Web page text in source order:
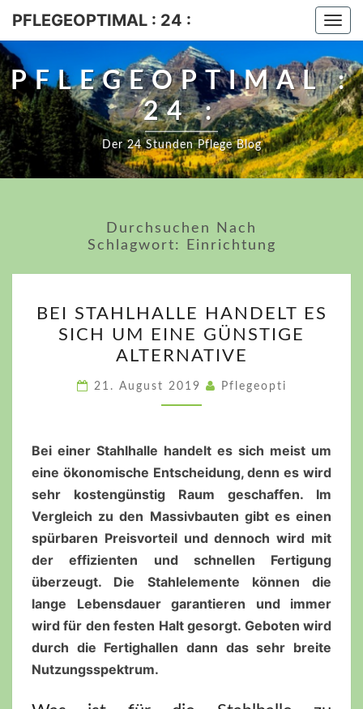
PFLEGEOPTIMAL : 24 :
PFLEGEOPTIMAL :
24 :
Der 24 Stunden Pflege Blog
Durchsuchen Nach
Schlagwort:
Einrichtung
STAHLHALLE
HANDELT
ES
SICH
UM
GÜNSTIGE
ALTERNATIVE
BEI STAHLHALLE HANDELT ES
SICH UM EINE GÜNSTIGE
ALTERNATIVE
21. August 2019 Pflegeopti
Bei einer Stahlhalle handelt es sich meist um
eine ökonomische Entscheidung, denn es wird
sehr kostengünstig Raum geschaffen. Im
Vergleich zu den Massivbauten gibt es einen
spürbaren Preisvorteil und dennoch wird mit
der effizienten und schnellen Fertigung
überzeugt. Die Stahlelemente können die
lange Lebensdauer garantieren und immer
wird für den festen Halt gesorgt. Geboten wird
durch die Fertighallen dann das sehr breite
Nutzungsspektrum.